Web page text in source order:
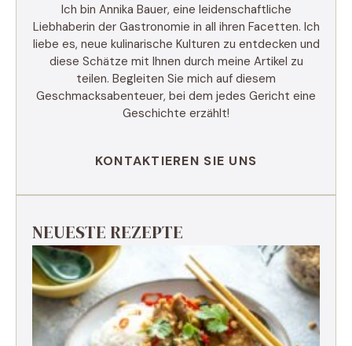
Ich bin Annika Bauer, eine leidenschaftliche
Liebhaberin der Gastronomie in all ihren Facetten. Ich
liebe es, neue kulinarische Kulturen zu entdecken und
diese Schätze mit Ihnen durch meine Artikel zu
teilen. Begleiten Sie mich auf diesem
Geschmacksabenteuer, bei dem jedes Gericht eine
Geschichte erzählt!
KONTAKTIEREN SIE UNS
NEUESTE REZEPTE